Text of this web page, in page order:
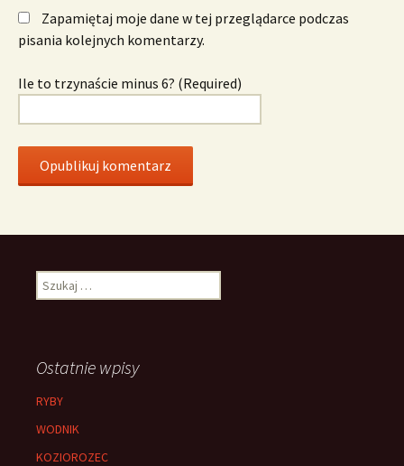
Zapamiętaj moje dane w tej przeglądarce podczas
pisania kolejnych komentarzy.
Ile to trzynaście minus 6? (Required)
Szukaj:
Ostatnie wpisy
RYBY
WODNIK
KOZIOROZEC